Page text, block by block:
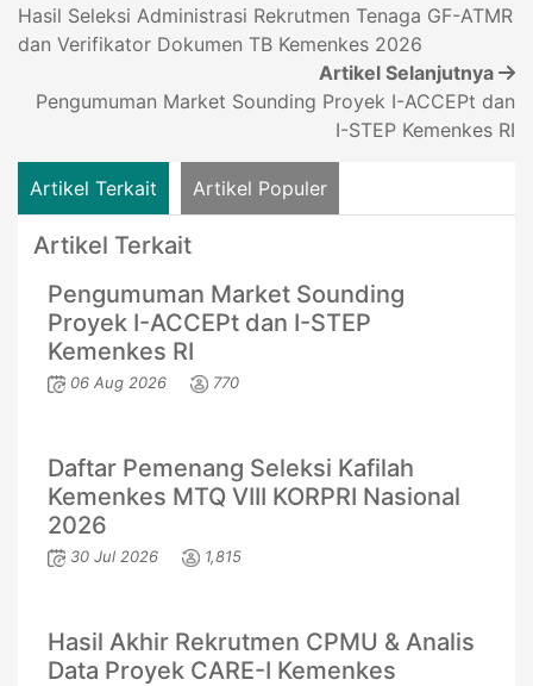
Hasil Seleksi Administrasi Rekrutmen Tenaga GF-ATMR
dan Verifikator Dokumen TB Kemenkes 2026
Artikel Selanjutnya
Pengumuman Market Sounding Proyek I-ACCEPt dan
I-STEP Kemenkes RI
Artikel Terkait Artikel Populer
Artikel Terkait
Pengumuman Market Sounding
Proyek I-ACCEPt dan I-STEP
Kemenkes RI
06 Aug 2026 770
Daftar Pemenang Seleksi Kafilah
Kemenkes MTQ VIII KORPRI Nasional
2026
30 Jul 2026 1,815
Hasil Akhir Rekrutmen CPMU & Analis
Data Proyek CARE-I Kemenkes